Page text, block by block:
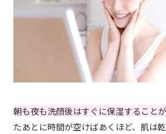
朝も夜も洗顔後はすぐに保湿することが
たあとに時間が空けばあくほど、肌は